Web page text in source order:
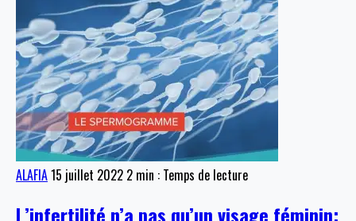
ALAFIA15 juillet 2022 2 min : Temps de lecture
L’infertilité n’a pas qu’un visage féminin: